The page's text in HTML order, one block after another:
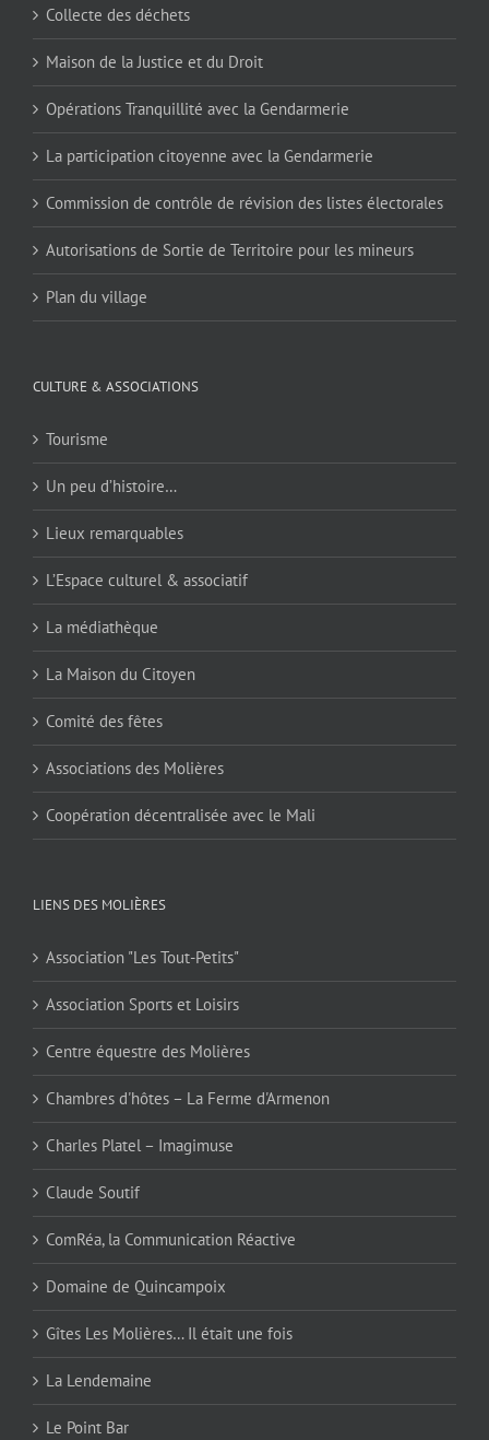
Collecte des déchets
Maison de la Justice et du Droit
Opérations Tranquillité avec la Gendarmerie
La participation citoyenne avec la Gendarmerie
Commission de contrôle de révision des listes électorales
Autorisations de Sortie de Territoire pour les mineurs
Plan du village
CULTURE & ASSOCIATIONS
Tourisme
Un peu d’histoire…
Lieux remarquables
L’Espace culturel & associatif
La médiathèque
La Maison du Citoyen
Comité des fêtes
Associations des Molières
Coopération décentralisée avec le Mali
LIENS DES MOLIÈRES
Association "Les Tout-Petits"
Association Sports et Loisirs
Centre équestre des Molières
Chambres d'hôtes – La Ferme d'Armenon
Charles Platel – Imagimuse
Claude Soutif
ComRéa, la Communication Réactive
Domaine de Quincampoix
Gîtes Les Molières… Il était une fois
La Lendemaine
Le Point Bar